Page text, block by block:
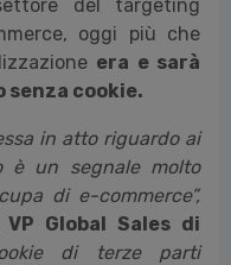
del targeting
oggi più che
era e sarà
senza cookie.
in atto riguardo ai
è un segnale molto
di e-commerce”,
Global Sales di
di terze parti